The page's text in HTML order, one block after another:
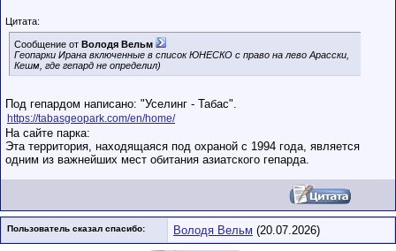
Цитата:
Сообщение от Володя Вельм
Геопарки Ирана включенные в список ЮНЕСКО с право на лево Арасски,
Кешм, где гепард не определил)
Под гепардом написано: "Уселинг - Табас".
https://tabasgeopark.com/en/home/
На сайте парка:
Эта территория, находящаяся под охраной с 1994 года, является
одним из важнейших мест обитания азиатского гепарда.
Пользователь сказал cпасибо: Володя Вельм (20.07.2026)